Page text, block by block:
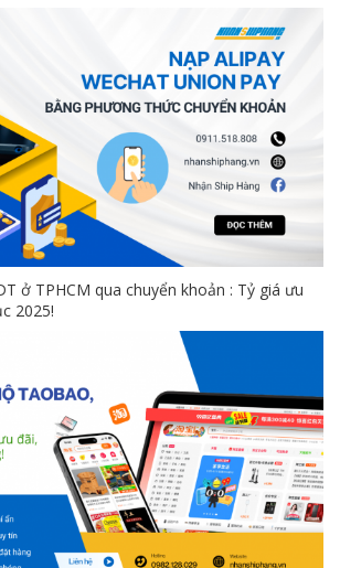
ở TPHCM qua chuyển khoản : Tỷ giá ưu
2025!